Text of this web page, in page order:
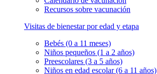
Recursos sobre vacunación
Visitas de bienestar por edad y etapa
Bebés (0 a 11 meses)
Niños pequeños (1 a 2 años)
Preescolares (3 a 5 años)
Niños en edad escolar (6 a 11 años)